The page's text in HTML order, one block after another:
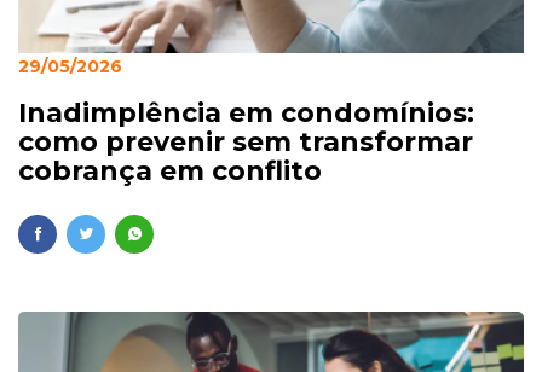
29/05/2026
Inadimplência em condomínios:
como prevenir sem transformar
cobrança em conflito